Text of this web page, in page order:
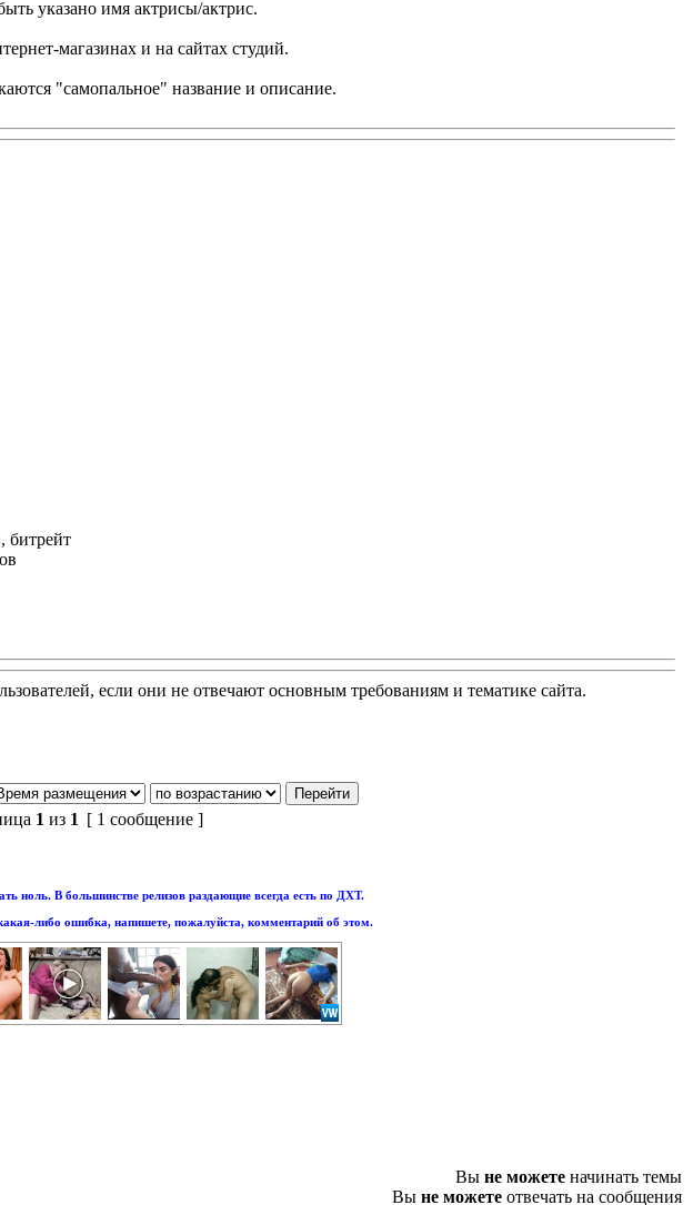
указано имя актрисы/актрис.
магазинах и на сайтах студий.
"самопальное" название и описание.
битрейт
если они не отвечают основным требованиям и тематике сайта.
1 из 1 [ 1 сообщение ]
ноль. В большинстве релизов раздающие всегда есть по ДХТ.
либо ошибка, напишете, пожалуйста, комментарий об этом.
Вы не можете начинать темы
Вы не можете отвечать на сообщения